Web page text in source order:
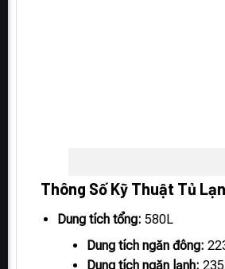
Thông Số Kỹ Thuật Tủ
Dung tích tổng: 580L
Dung tích ngăn đông:
Dung tích ngăn lạnh: